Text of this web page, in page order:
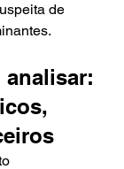
de
analisar: